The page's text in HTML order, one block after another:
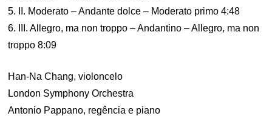
5. II. Moderato – Andante dolce – Moderato primo 4:48
6. III. Allegro, ma non troppo – Andantino – Allegro, ma non
troppo 8:09
Han-Na Chang, violoncelo
London Symphony Orchestra
Antonio Pappano, regência e piano